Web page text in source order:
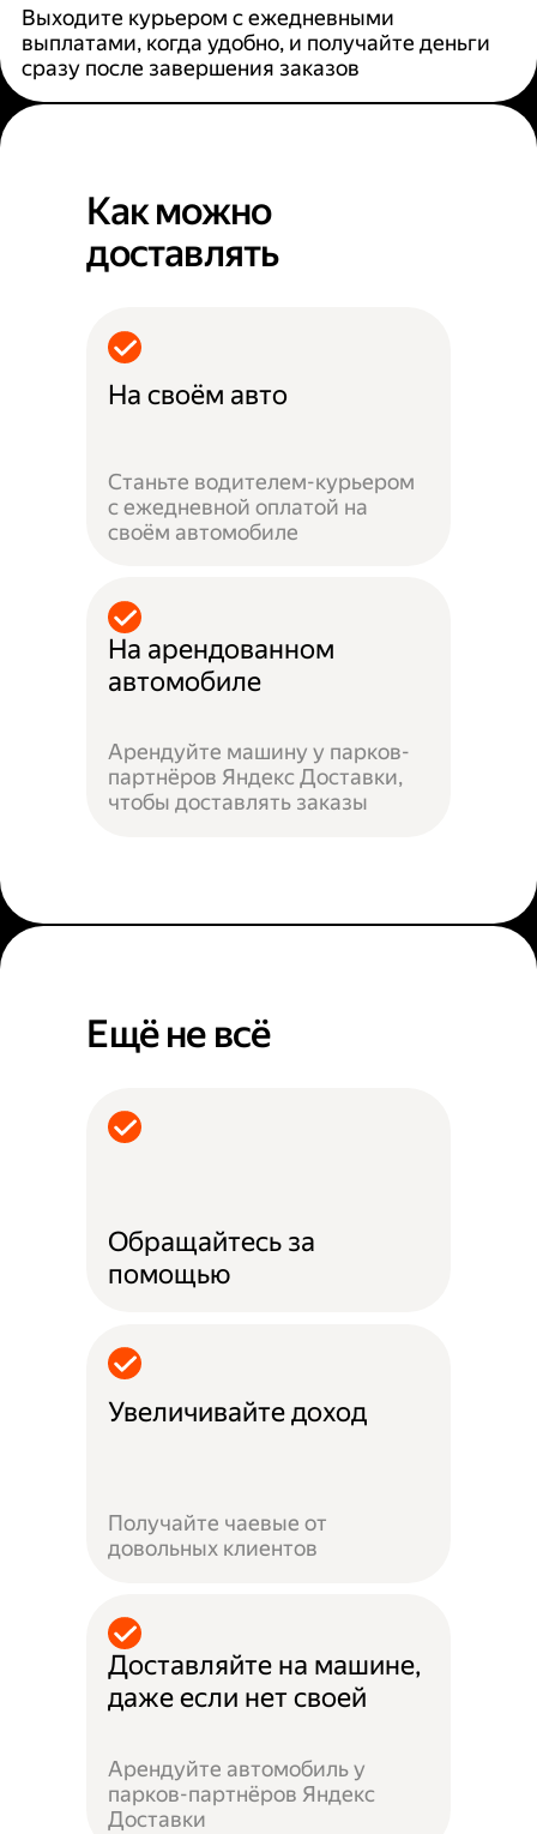
Выходите курьером с ежедневными
выплатами, когда удобно, и получайте деньги
сразу после завершения заказов
Как можно
доставлять
На своём авто
Станьте водителем-курьером
с ежедневной оплатой на
своём автомобиле
На арендованном
автомобиле
Арендуйте машину у парков-
партнёров Яндекс Доставки,
чтобы доставлять заказы
Ещё не всё
Обращайтесь за
помощью
Увеличивайте доход
Получайте чаевые от
довольных клиентов
Доставляйте на машине,
даже если нет своей
Арендуйте автомобиль у
парков-партнёров Яндекс
Доставки